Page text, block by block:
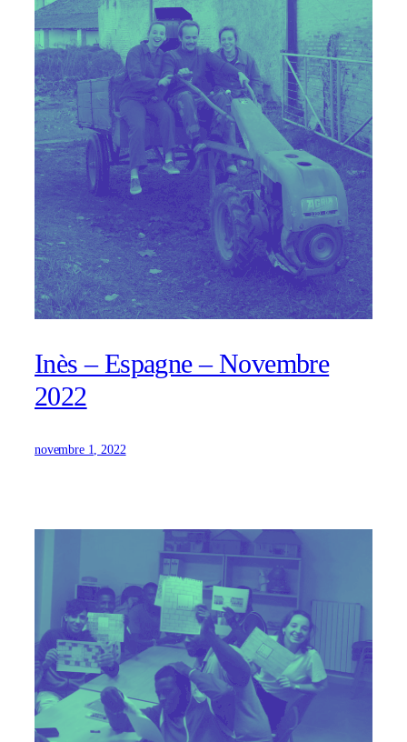
Inès – Espagne – Novembre
2022
novembre 1, 2022